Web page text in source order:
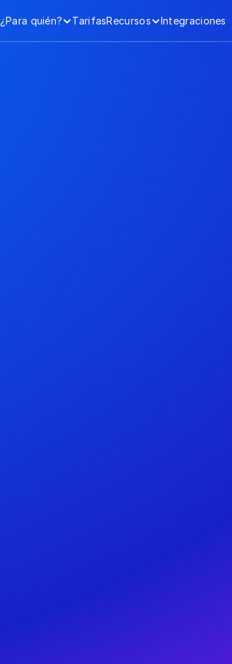
¿Para quién? TarifasRecursos Integraciones